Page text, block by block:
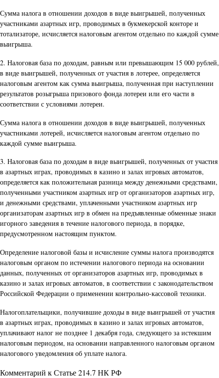
Сумма налога в отношении доходов в виде выигрышей, полученных
участниками азартных игр, проводимых в букмекерской конторе и
тотализаторе, исчисляется налоговым агентом отдельно по каждой сумме
выигрыша.
2. Налоговая база по доходам, равным или превышающим 15 000 рублей,
в виде выигрышей, полученных от участия в лотерее, определяется
налоговым агентом как сумма выигрыша, полученная при наступлении
результатов розыгрыша призового фонда лотереи или его части в
соответствии с условиями лотереи.
Сумма налога в отношении доходов в виде выигрышей, полученных
участниками лотерей, исчисляется налоговым агентом отдельно по
каждой сумме выигрыша.
3. Налоговая база по доходам в виде выигрышей, полученных от участия
в азартных играх, проводимых в казино и залах игровых автоматов,
определяется как положительная разница между денежными средствами,
полученными участником азартных игр от организаторов азартных игр,
и денежными средствами, уплаченными участником азартных игр
организаторам азартных игр в обмен на предъявленные обменные знаки
игорного заведения в течение налогового периода, в порядке,
предусмотренном настоящим пунктом.
Определение налоговой базы и исчисление суммы налога производятся
налоговым органом по истечении налогового периода на основании
данных, полученных от организаторов азартных игр, проводимых в
казино и залах игровых автоматов, в соответствии с законодательством
Российской Федерации о применении контрольно-кассовой техники.
Налогоплательщики, получившие доходы в виде выигрышей от участия
в азартных играх, проводимых в казино и залах игровых автоматов,
уплачивают налог не позднее 1 декабря года, следующего за истекшим
налоговым периодом, на основании направленного налоговым органом
налогового уведомления об уплате налога.
Комментарий к Статье 214.7 НК РФ